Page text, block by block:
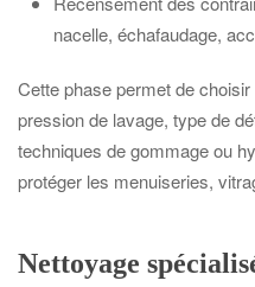
nacelle, échafaudage,
Cette phase permet de
pression de lavage, type de
techniques de gommage ou
protéger les menuiseries,
Nettoyage